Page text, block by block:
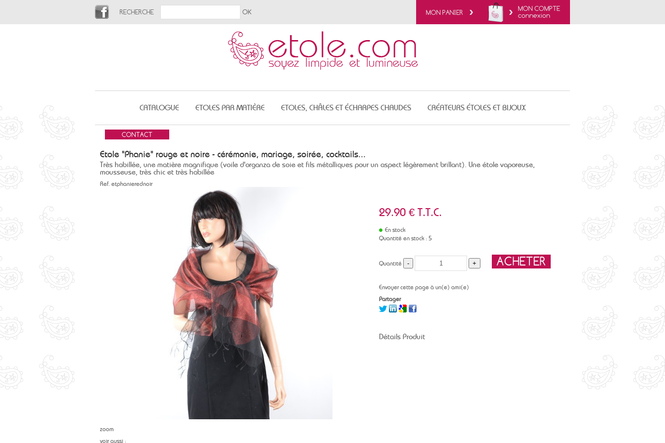
MON COMPTE
connexion
MON PANIER
CATALOGUE ETOLES PAR MATIÈRE ETOLES, CHÂLES ET ÉCHARPES CHAUDES CRÉATEURS ÉTOLES ET BIJOUX
RECHERCHE
Etole "Phanie" rouge et noire - cérémonie, mariage, soirée, cocktails...
Très habillée, une matière magnifique (voile d'organza de soie et fils métalliques pour un aspect légèrement brillant). Une étole vaporeuse,
mousseuse, très chic et très habillée
Ref. etphanierednoir
zoom
voir aussi :
29.90 € T.T.C.
En stock
Quantité en stock : 5
Quantité
Envoyer cette page à un(e) ami(e)
Partager
Détails Produit